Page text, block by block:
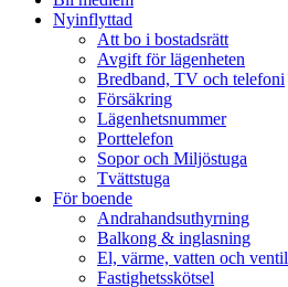
Nyinflyttad
Att bo i bostadsrätt
Avgift för lägenheten
Bredband, TV och telefoni
Försäkring
Lägenhetsnummer
Porttelefon
Sopor och Miljöstuga
Tvättstuga
För boende
Andrahandsuthyrning
Balkong & inglasning
El, värme, vatten och
Fastighetsskötsel